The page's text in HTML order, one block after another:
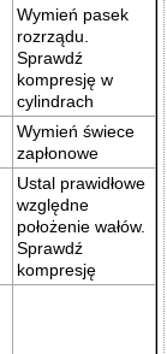
Wymień pasek
rozrządu.
Sprawdź
kompresję w
cylindrach
Wymień świece
zapłonowe
Ustal prawidłowe
względne
położenie wałów.
Sprawdź
kompresję